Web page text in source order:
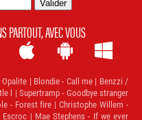
PARTOUT, AVEC VOUS
  
| Blondie - Call me | Benzzi /
l | Supertramp - Goodbye stranger
- Forest fire | Christophe Willem -
| Mae Stephens - If we ever